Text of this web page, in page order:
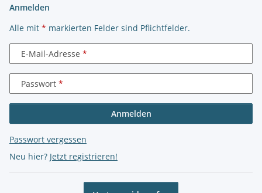
Anmelden
Alle mit * markierten Felder sind Pflichtfelder.
E-Mail-Adresse
Passwort
Anmelden
Passwort vergessen
Neu hier? Jetzt registrieren!